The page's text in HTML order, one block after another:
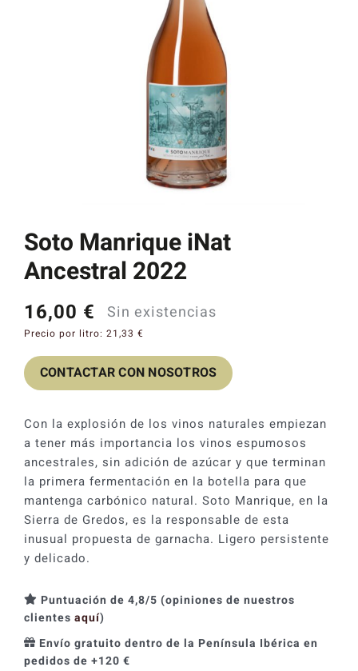
Soto Manrique iNat
Ancestral 2022
16,00 € Sin existencias
Precio por litro: 21,33 €
CONTACTAR CON NOSOTROS
Con la explosión de los vinos naturales empiezan
a tener más importancia los vinos espumosos
ancestrales, sin adición de azúcar y que terminan
la primera fermentación en la botella para que
mantenga carbónico natural. Soto Manrique, en la
Sierra de Gredos, es la responsable de esta
inusual propuesta de garnacha. Ligero persistente
y delicado.
Puntuación de 4,8/5 (opiniones de nuestros
clientes aquí)
Envío gratuito dentro de la Península Ibérica en
pedidos de +120 €